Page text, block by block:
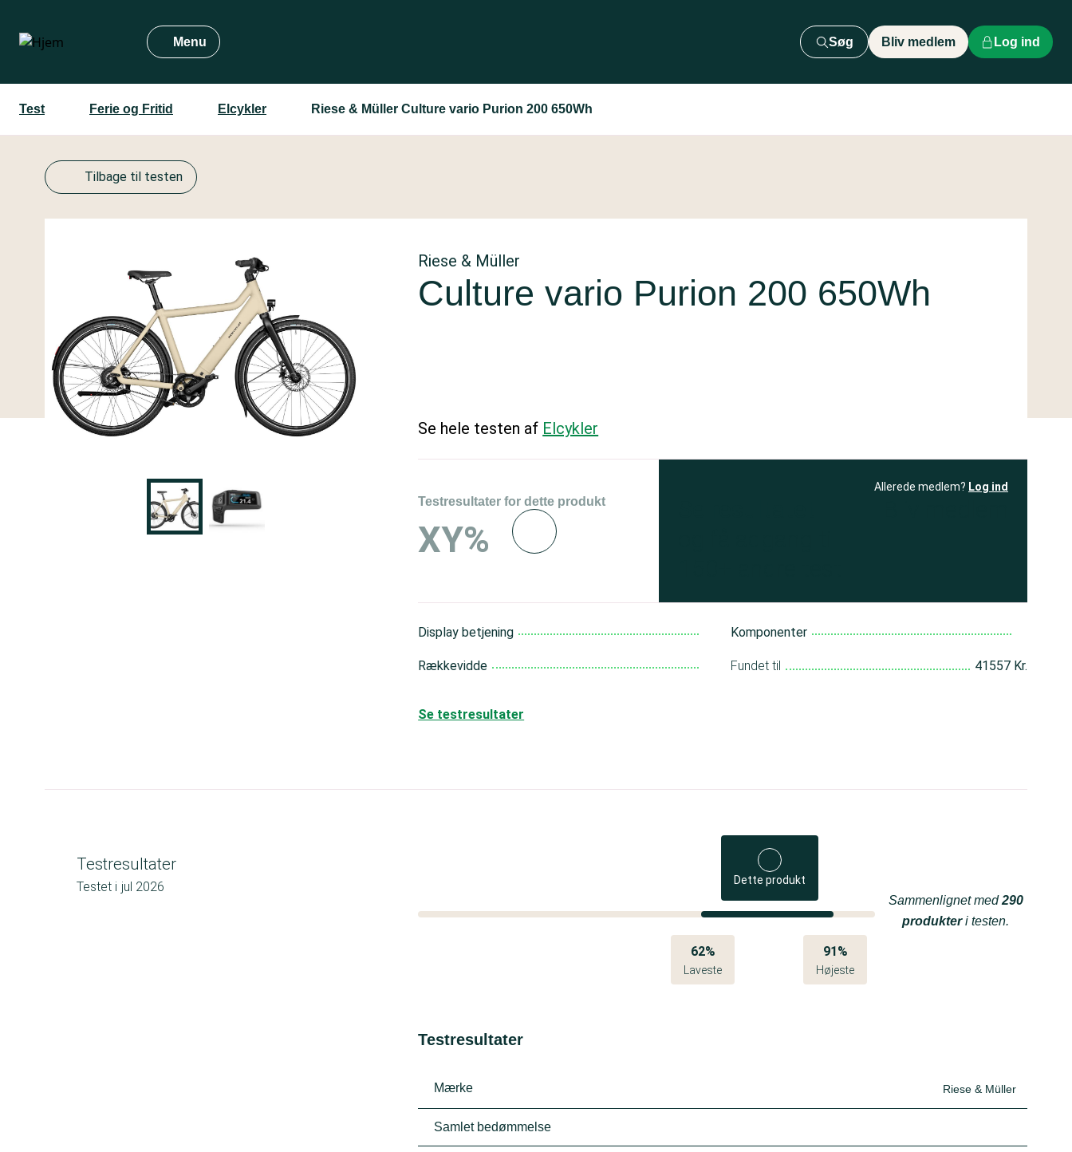
hovedindhold
Menu Søg Bliv medlem Log ind
Test Ferie og Fritid Elcykler Riese & Müller Culture vario Purion 200 650Wh
Tilbage til testen
Riese & Müller
Culture vario Purion 200 650Wh
Se hele testen af Elcykler
Testresultater for dette produkt
XY%
Allerede medlem? Log ind
Display betjening
Rækkevidde
Komponenter
Fundet til 41557 Kr.
Se testresultater
Testresultater
Testet i jul 2026 Dette produkt
62%
Laveste
91%
Højeste
Sammenlignet med290
produkteri testen.
Testresultater
Mærke Riese & Müller
Samlet bedømmelse